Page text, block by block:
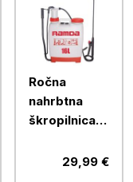
Ročna
nahrbtna
škropilnica
29,99 €